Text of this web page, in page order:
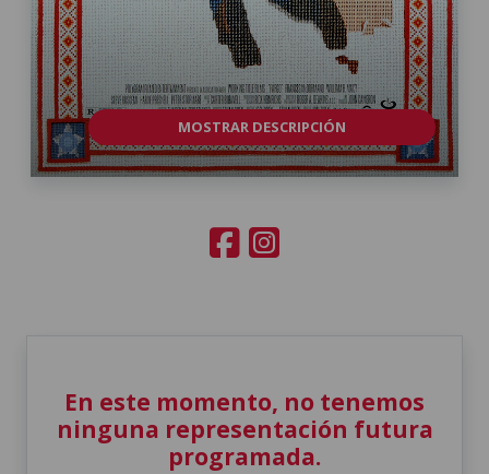
MOSTRAR DESCRIPCIÓN
En este momento, no tenemos
ninguna representación futura
programada.